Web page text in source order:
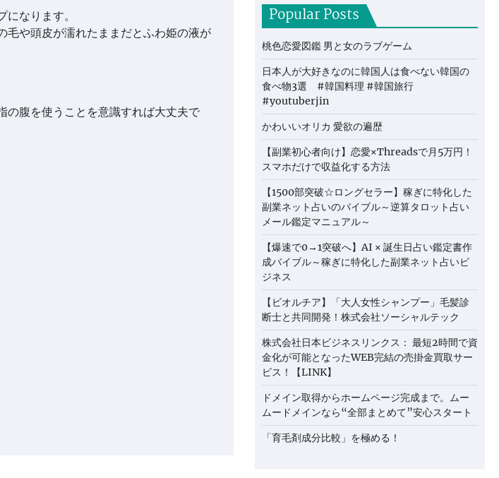
なります。
毛や頭皮が濡れたままだとふわ姫の液が
の腹を使うことを意識すれば大丈夫で
Popular Posts
桃色恋愛図鑑 男と女のラブゲーム
日本人が大好きなのに韓国人は食べない韓国の
食べ物3選 #韓国料理 #韓国旅行
#youtuberjin
かわいいオリカ 愛欲の遍歴
【副業初心者向け】恋愛×Threadsで月5万円！
スマホだけで収益化する方法
【1500部突破☆ロングセラー】稼ぎに特化した
副業ネット占いのバイブル～逆算タロット占い
メール鑑定マニュアル～
【爆速で0→1突破へ】AI × 誕生日占い鑑定書作
成バイブル～稼ぎに特化した副業ネット占いビ
ジネス
【ビオルチア】「大人女性シャンプー」毛髪診
断士と共同開発！株式会社ソーシャルテック
株式会社日本ビジネスリンクス： 最短2時間で資
金化が可能となったWEB完結の売掛金買取サー
ビス！【LINK】
ドメイン取得からホームページ完成まで。ムー
ムードメインなら“全部まとめて”安心スタート
「育毛剤成分比較」を極める！